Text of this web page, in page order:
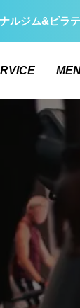
ルジム&ピラ